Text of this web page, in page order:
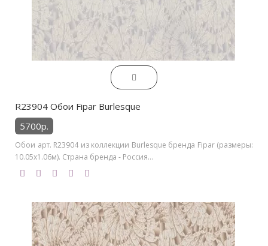
R23904 Обои Fipar Burlesque
5700р.
Обои арт. R23904 из коллекции Burlesque бренда Fipar (размеры:
10.05х1.06м). Страна бренда - Россия...